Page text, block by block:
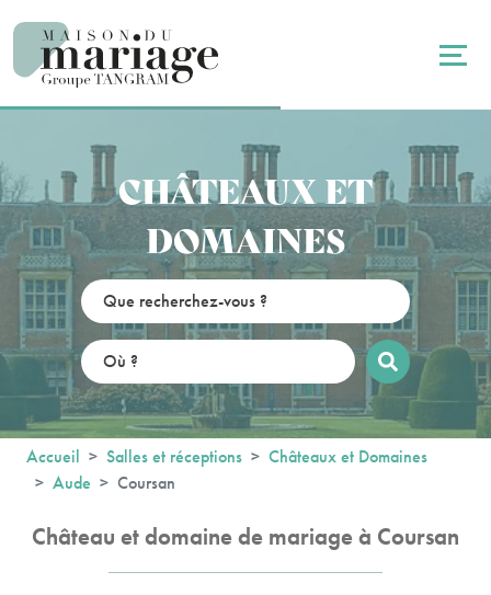
CHÂTEAUX ET
DOMAINES
Accueil Salles et réceptions
Châteaux et Domaines
Aude
Coursan
Château et domaine de mariage à Coursan